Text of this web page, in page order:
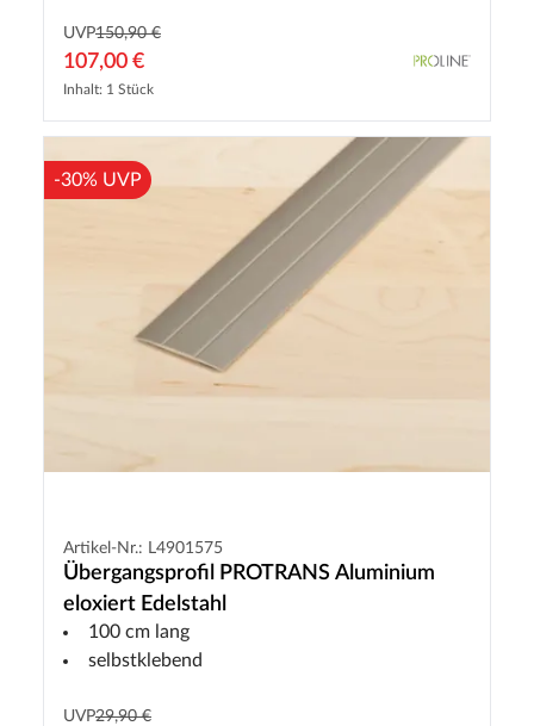
UVP150,90 €
107,00 €
Inhalt: 1 Stück
-30% UVP
Artikel-Nr.: L4901575
Übergangsprofil PROTRANS Aluminium
eloxiert Edelstahl
100 cm lang
selbstklebend
UVP29,90 €